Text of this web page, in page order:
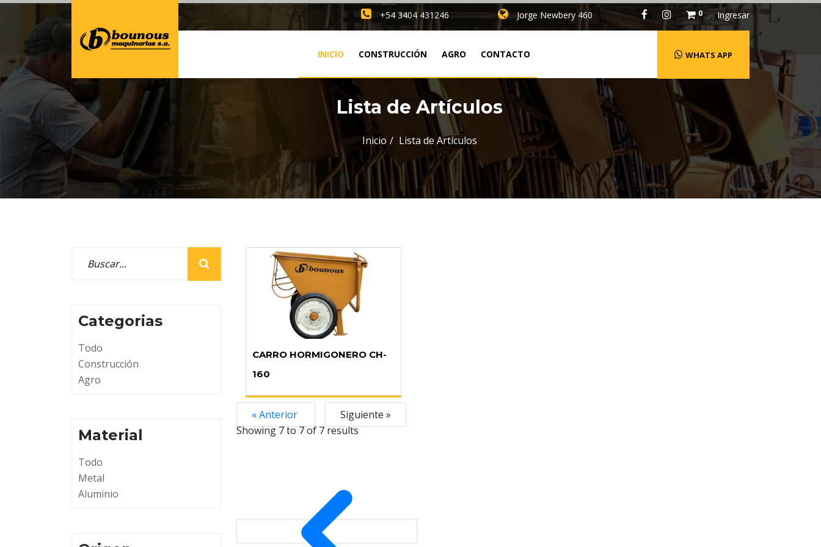
+54 3404 431246 Jorge Newbery 460 0 Ingresar
WHATS APP
INICIO CONSTRUCCIÓN AGRO CONTACTO
Lista de Artículos
Inicio Lista de Artículos
Categorias
Todo
Construcción
Agro
Material
Todo
Metal
Aluminio
CARRO HORMIGONERO CH-
160
« Anterior
Siguiente »
Showing7to7of 7results